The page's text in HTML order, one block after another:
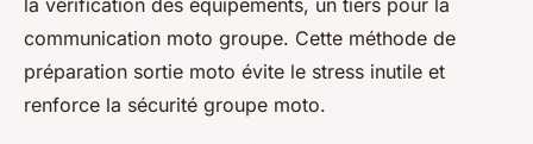
la vérification des équipements, un tiers pour la
communication moto groupe. Cette méthode de
préparation sortie moto évite le stress inutile et
renforce la sécurité groupe moto.